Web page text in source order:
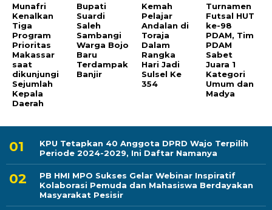
Munafri
Kenalkan
Tiga
Program
Prioritas
Makassar
saat
dikunjungi
Sejumlah
Kepala
Daerah
Bupati
Suardi
Saleh
Sambangi
Warga Bojo
Baru
Terdampak
Banjir
Kemah
Pelajar
Andalan di
Toraja
Dalam
Rangka
Hari Jadi
Sulsel Ke
354
Turnamen
Futsal HUT
ke-98
PDAM, Tim
PDAM
Sabet
Juara 1
Kategori
Umum dan
Madya
KPU Tetapkan 40 Anggota DPRD Wajo Terpilih
Periode 2024-2029, Ini Daftar Namanya
PB HMI MPO Sukses Gelar Webinar Inspiratif
Kolaborasi Pemuda dan Mahasiswa Berdayakan
Masyarakat Pesisir